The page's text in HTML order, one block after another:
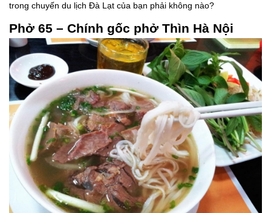
trong chuyến du lịch Đà Lạt của bạn phải không nào?
Phở 65 – Chính gốc phở Thìn Hà Nội